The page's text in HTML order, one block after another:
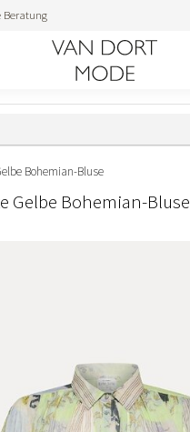
Beratung
Bohemian-Bluse
Gelbe Bohemian-Bluse